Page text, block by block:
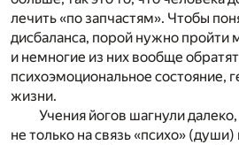
лечить «по запчастям». Чтобы
дисбаланса, порой нужно пройти
и немногие из них вообще
психоэмоциональное состояние,
жизни.
Учения йогов шагнули
не только на связь «психо»